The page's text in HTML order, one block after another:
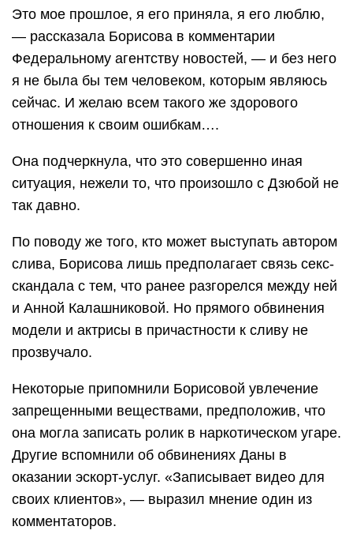
Это мое прошлое, я его приняла, я его люблю,
— рассказала Борисова в комментарии
Федеральному агентству новостей, — и без него
я не была бы тем человеком, которым являюсь
сейчас. И желаю всем такого же здорового
отношения к своим ошибкам….
Она подчеркнула, что это совершенно иная
ситуация, нежели то, что произошло с Дзюбой не
так давно.
По поводу же того, кто может выступать автором
слива, Борисова лишь предполагает связь секс-
скандала с тем, что ранее разгорелся между ней
и Анной Калашниковой. Но прямого обвинения
модели и актрисы в причастности к сливу не
прозвучало.
Некоторые припомнили Борисовой увлечение
запрещенными веществами, предположив, что
она могла записать ролик в наркотическом угаре.
Другие вспомнили об обвинениях Даны в
оказании эскорт-услуг. «Записывает видео для
своих клиентов», — выразил мнение один из
комментаторов.